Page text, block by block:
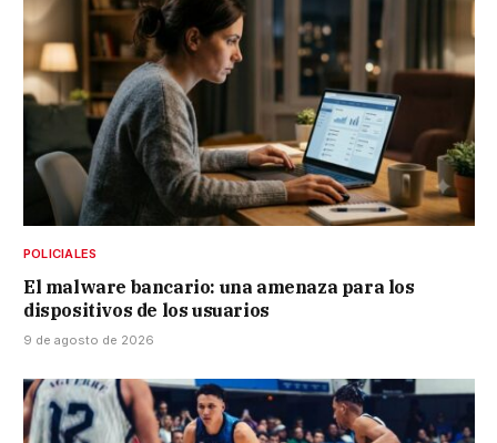
POLICIALES
El malware bancario: una amenaza para los
dispositivos de los usuarios
9 de agosto de 2026